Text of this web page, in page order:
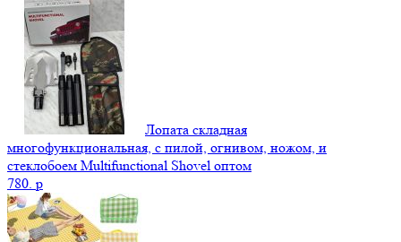
Лопата складная
многофункциональная, с пилой, огнивом, ножом, и
стеклобоем Multifunctional Shovel оптом
780. p